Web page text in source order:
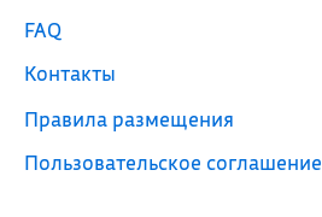
FAQ
Контакты
Правила размещения
Пользовательское соглашение